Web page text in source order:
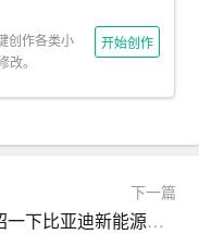
应使用标准的汉字楷
，符合公文的整体风
名既不会太小而难以
创作各类小
。
开始创作
下一篇
介绍一下比亚迪新能源汽车DMP技术